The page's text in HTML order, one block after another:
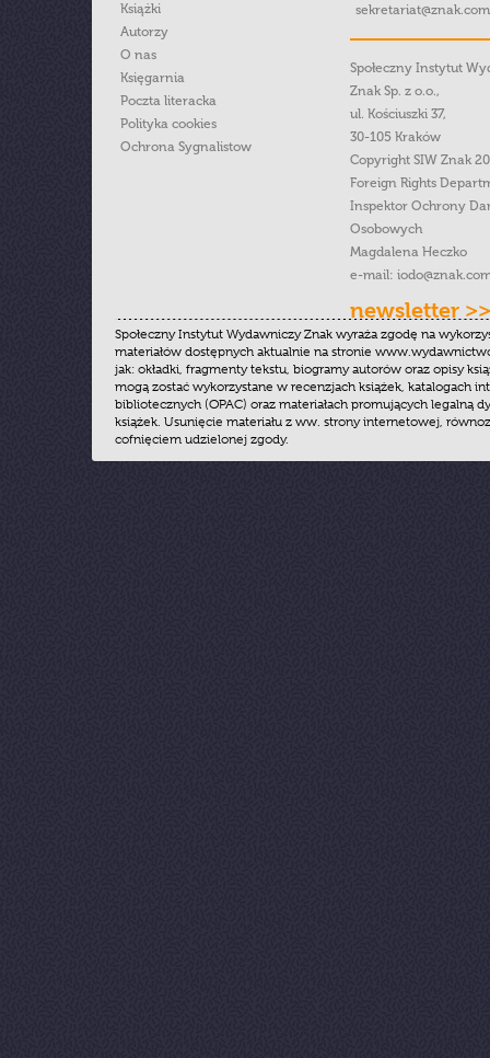
Książki
Autorzy
O nas
Księgarnia
Poczta literacka
Polityka cookies
Ochrona Sygnalistow
Społeczny Instytut
Znak Sp. z o.o.,
ul. Kościuszki 37,
30-105 Kraków
Copyright SIW Znak
Foreign Rights
Inspektor Ochrony
Osobowych
Magdalena Heczko
e-mail:
newsletter >>
Społeczny Instytut Wydawniczy Znak wyraża zgodę na
materiałów dostępnych aktualnie na stronie
jak: okładki, fragmenty tekstu, biogramy autorów oraz opisy
mogą zostać wykorzystane w recenzjach książek, katalogach
bibliotecznych (OPAC) oraz materiałach promujących legalną
książek. Usunięcie materiału z ww. strony internetowej,
cofnięciem udzielonej zgody.